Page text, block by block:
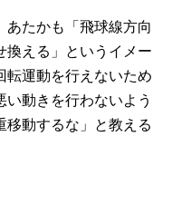
あたかも「飛球線方向
換える」というイメー
転運動を行えないため
動きを行わないよう
移動するな」と教える